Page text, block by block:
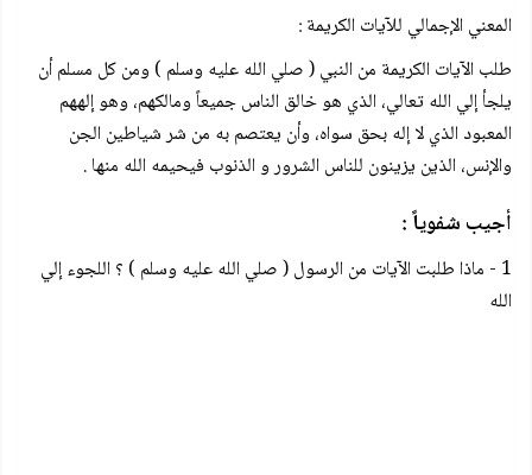
المعني الإجمالي للآيات الكريمة :
طلب الآيات الكريمة من النبي ( صلي الله عليه وسلم ) ومن كل مسلم أن
يلجأ إلي الله تعالي، الذي هو خالق الناس جميعاً ومالكهم، وهو إلههم
المعبود الذي لا إله بحق سواه، وأن يعتصم به من شر شياطين الجن
والإنس، الذين يزينون للناس الشرور و الذنوب فيحيمه الله منها .
أجيب شفوياً :
1 - ماذا طلبت الآيات من الرسول ( صلي الله عليه وسلم ) ؟ اللجوء إلي
الله